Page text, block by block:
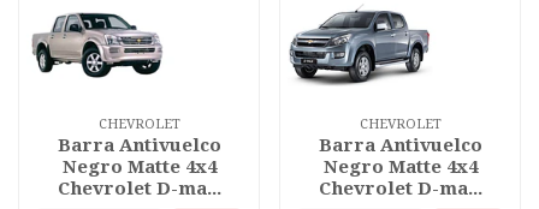
CHEVROLET
Barra Antivuelco
Negro Matte 4x4
Chevrolet D-ma...
CHEVROLET
Barra Antivuelco
Negro Matte 4x4
Chevrolet D-ma...